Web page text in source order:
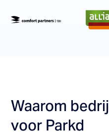
Waarom
voor Parkd